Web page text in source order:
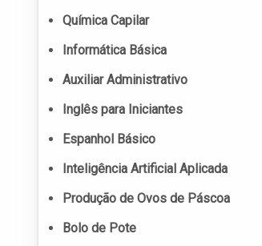
Química Capilar
Informática Básica
Auxiliar Administrativo
Inglês para Iniciantes
Espanhol Básico
Inteligência Artificial Aplicada
Produção de Ovos de Páscoa
Bolo de Pote